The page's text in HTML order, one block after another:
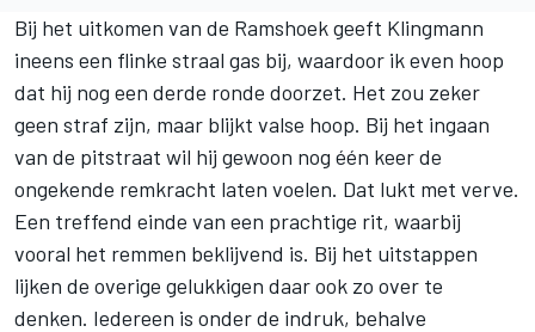
Bij het uitkomen van de Ramshoek geeft Klingmann
ineens een flinke straal gas bij, waardoor ik even hoop
dat hij nog een derde ronde doorzet. Het zou zeker
geen straf zijn, maar blijkt valse hoop. Bij het ingaan
van de pitstraat wil hij gewoon nog één keer de
ongekende remkracht laten voelen. Dat lukt met verve.
Een treffend einde van een prachtige rit, waarbij
vooral het remmen beklijvend is. Bij het uitstappen
lijken de overige gelukkigen daar ook zo over te
denken. Iedereen is onder de indruk, behalve